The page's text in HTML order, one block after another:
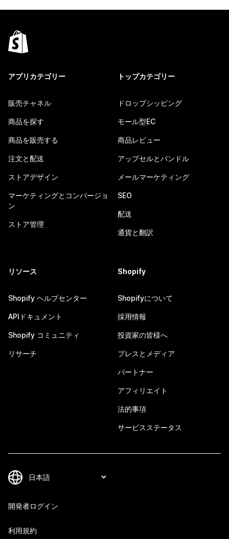
アプリカテゴリー
販売チャネル
商品を探す
商品を販売する
注文と配送
ストアデザイン
マーケティングとコンバージョ
ン
ストア管理
トップカテゴリー
ドロップシッピング
モール型EC
商品レビュー
アップセルとバンドル
メールマーケティング
SEO
配送
通貨と翻訳
リソース
Shopify ヘルプセンター
APIドキュメント
Shopify コミュニティ
リサーチ
Shopify
Shopifyについて
採用情報
投資家の皆様へ
プレスとメディア
パートナー
アフィリエイト
法的事項
サービスステータス
開発者ログイン
利用規約